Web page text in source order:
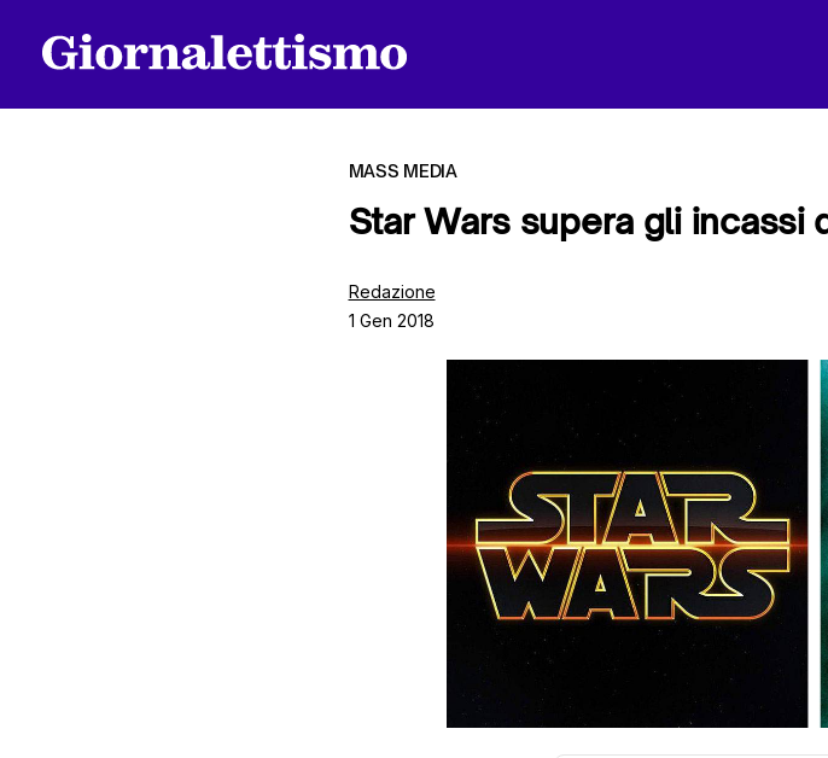
MASS MEDIA
Star Wars supera gli incassi
Redazione
1 Gen 2018